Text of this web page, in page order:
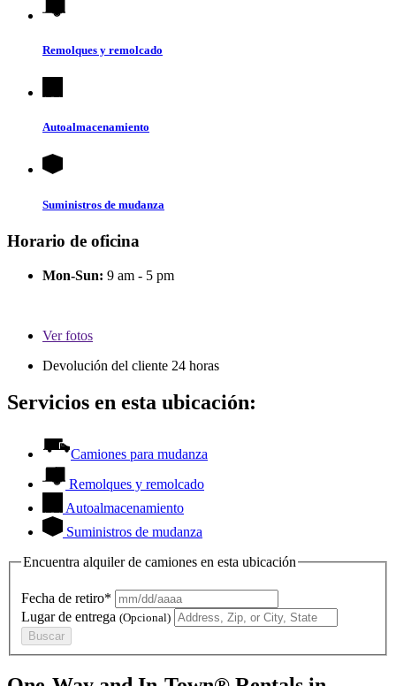
Remolques y remolcado
Autoalmacenamiento
Suministros de mudanza
Horario de oficina
Mon-Sun: 9 am - 5 pm
Verfotos
Devolución del cliente 24 horas
Servicios en esta ubicación:
Camiones para mudanza
Remolques y remolcado
Autoalmacenamiento
Suministros de mudanza
Encuentra alquiler de camiones en esta ubicación
Fecha de retiro*
Lugar de entrega (Opcional)
Buscar